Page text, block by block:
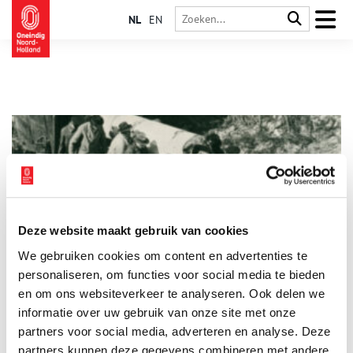
Deze website maakt gebruik van cookies
We gebruiken cookies om content en advertenties te
personaliseren, om functies voor social media te bieden
en om ons websiteverkeer te analyseren. Ook delen we
informatie over uw gebruik van onze site met onze
partners voor social media, adverteren en analyse. Deze
partners kunnen deze gegevens combineren met andere
NL EN
Wie dacht dat de grootste kunstwerken van Nederland tijdens
de Tweede Wereldoorlog in de musea bleven hangen zit er
volledig naast. Deze lagen veilig opgeslagen in verschillende
bunkers in de duinen. Het eerste idee hiervoor ontstond naar
aanleiding van een reis naar Spanje door Jonkheer Willem
Sandberg, destijds conservator van het Stedelijk Museum
Amsterdam. Hij begon in 1939 met de aanleg van een bomvrije